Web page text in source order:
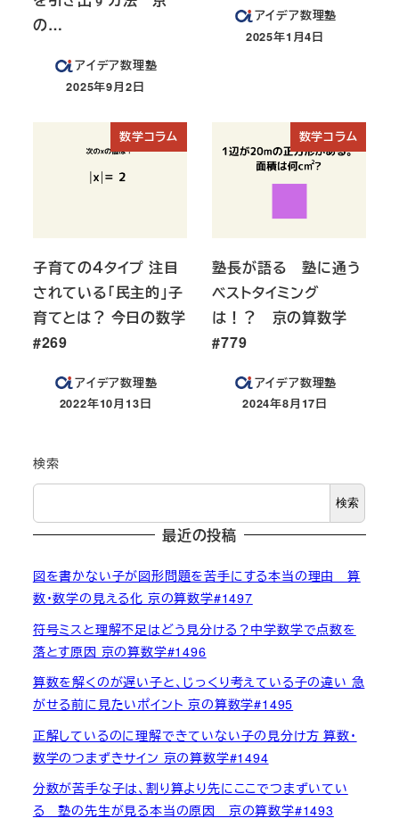
の…
アイデア数理塾
投稿日
2025年9月2日
アイデア数理塾
投稿日
2025年1月4日
数学コラム
子育ての４タイプ 注目
されている「民主的」子
育てとは？ 今日の数学
#269
アイデア数理塾
投稿日
2022年10月13日
数学コラム
塾長が語る 塾に通う
ベストタイミング
は！？ 京の算数学
#779
アイデア数理塾
投稿日
2024年8月17日
検索
検索
最近の投稿
図を書かない子が図形問題を苦手にする本当の理由 算
数・数学の見える化 京の算数学#1497
符号ミスと理解不足はどう見分ける？中学数学で点数を
落とす原因 京の算数学#1496
算数を解くのが遅い子と、じっくり考えている子の違い 急
がせる前に見たいポイント 京の算数学#1495
正解しているのに理解できていない子の見分け方 算数・
数学のつまずきサイン 京の算数学#1494
分数が苦手な子は、割り算より先にここでつまずいてい
る 塾の先生が見る本当の原因 京の算数学#1493